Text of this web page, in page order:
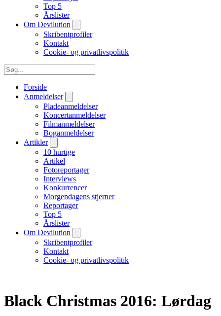
Top 5
Årslister
Om Devilution
Skribentprofiler
Kontakt
Cookie- og privatlivspolitik
Forside
Anmeldelser
Pladeanmeldelser
Koncertanmeldelser
Filmanmeldelser
Boganmeldelser
Artikler
10 hurtige
Artikel
Fotoreportager
Interviews
Konkurrencer
Morgendagens stjerner
Reportager
Top 5
Årslister
Om Devilution
Skribentprofiler
Kontakt
Cookie- og privatlivspolitik
Black Christmas 2016: Lørdag